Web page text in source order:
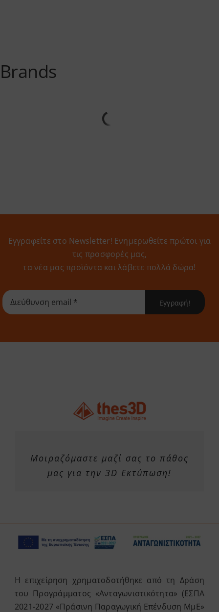
Brands
Εγγραφείτε στο Newsletter! Eνημερωθείτε πρώτοι για
τις προσφορές μας,
τα νέα μας προϊόντα και λάβετε πολλά δώρα!
Εγγραφή!
Μοιραζόμαστε μαζί σας το πάθος
μας για την 3D Εκτύπωση!
Η επιχείρηση χρηματοδοτήθηκε από τη Δράση
του Προγράμματος «Ανταγωνιστικότητα» (ΕΣΠΑ
2021-2027 «Πράσινη Παραγωγική Επένδυση ΜμΕ»